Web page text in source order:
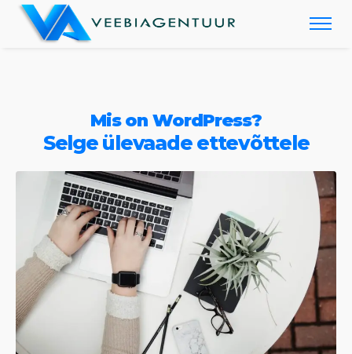
Mis on WordPress?
Selge ülevaade ettevõttele